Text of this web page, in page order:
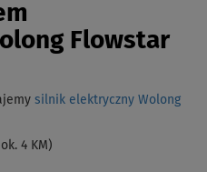
Flowstar
silnik elektryczny Wolong
4 KM)